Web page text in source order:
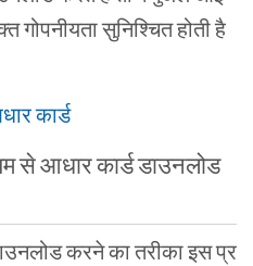
गोपनीयतासुनिश्चितहोतीहै
कार्ड
सेआधारकार्डडाउनलोड
करनेकातरीकाइसप्र